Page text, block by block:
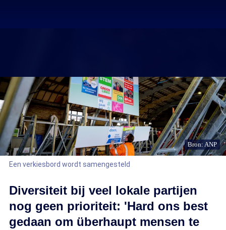
Bron: ANP
Een verkiesbord wordt samengesteld
Diversiteit bij veel lokale partijen
nog geen prioriteit: 'Hard ons best
gedaan om überhaupt mensen te